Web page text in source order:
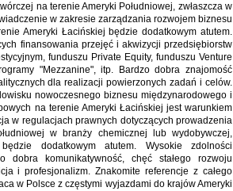
na terenie Ameryki Południowej, zwłaszcza w
w zakresie zarządzania rozwojem biznesu
Ameryki Łacińskiej będzie dodatkowym atutem.
finansowania przejęć i akwizycji przedsiębiorstw
funduszu Private Equity, funduszu Venture
"Mezzanine", itp. Bardzo dobra znajomość
dla realizacji powierzonych zadań i celów.
nowoczesnego biznesu międzynarodowego i
na terenie Ameryki Łacińskiej jest warunkiem
w regulacjach prawnych dotyczących prowadzenia
w branży chemicznej lub wydobywczej,
dodatkowym atutem. Wysokie zdolności
dobra komunikatywność, chęć stałego rozwoju
i profesjonalizm. Znakomite referencje z całego
w Polsce z częstymi wyjazdami do krajów Ameryki